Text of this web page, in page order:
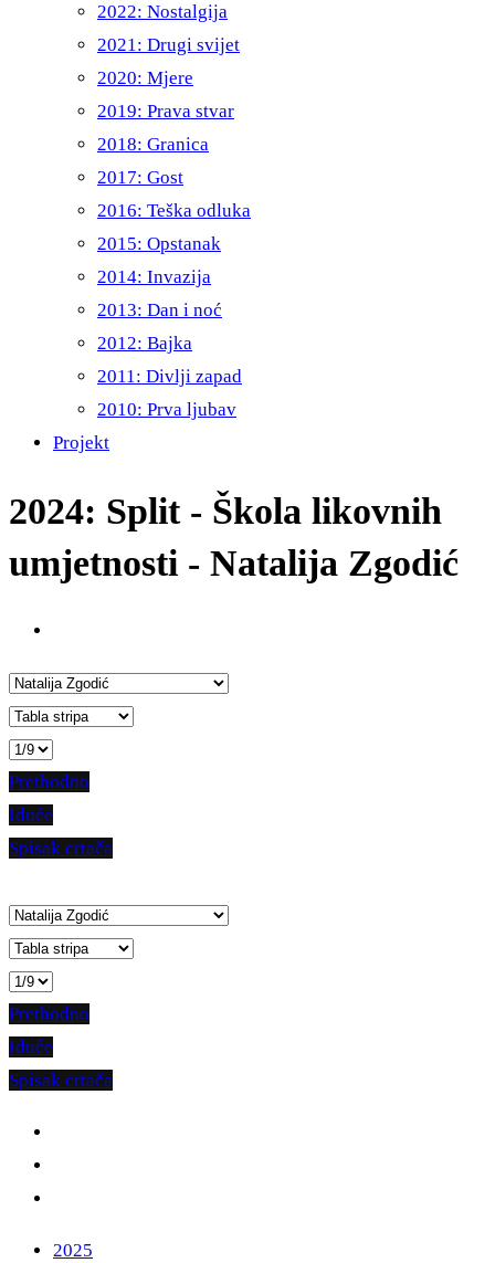
2022: Nostalgija
2021: Drugi svijet
2020: Mjere
2019: Prava stvar
2018: Granica
2017: Gost
2016: Teška odluka
2015: Opstanak
2014: Invazija
2013: Dan i noć
2012: Bajka
2011: Divlji zapad
2010: Prva ljubav
Projekt
2024: Split - Škola likovnih
umjetnosti - Natalija Zgodić
Prethodno
Iduće
Spisak crtača
Prethodno
Iduće
Spisak crtača
2025